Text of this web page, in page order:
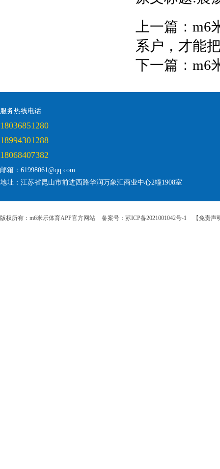
上一篇： m6
系户，才能
下一篇： m6
服务热线电话
18036851280
18994301288
18068407382
邮箱：61998061@qq.com
地址：江苏省昆山市前进西路华润万象汇商业中心2幢1908室
版权所有：m6米乐体育APP官方网站 备案号：苏ICP备2021001042号-1 【免责声